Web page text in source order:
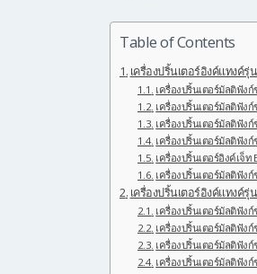
Table of Contents
เครื่องปริ้นเตอร์อิงค์แทงค์รุ่
เครื่องปริ้นเตอร์มัลติฟัง
เครื่องปริ้นเตอร์มัลติฟัง
เครื่องปริ้นเตอร์มัลติฟัง
เครื่องปริ้นเตอร์มัลติฟัง
เครื่องปริ้นเตอร์อิงค์เจ็
เครื่องปริ้นเตอร์มัลติฟัง
เครื่องปริ้นเตอร์อิงค์แทงค์รุ่
เครื่องปริ้นเตอร์มัลติฟัง
เครื่องปริ้นเตอร์มัลติฟัง
เครื่องปริ้นเตอร์มัลติฟัง
เครื่องปริ้นเตอร์มัลติฟัง